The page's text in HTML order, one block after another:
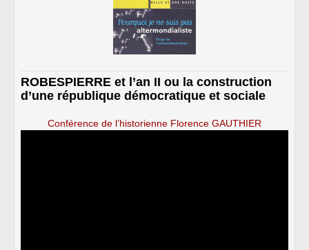
ROBESPIERRE et l’an II ou la construction
d’une république démocratique et sociale
Conférence de l’historienne Florence GAUTHIER